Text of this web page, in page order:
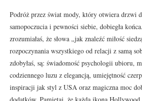
Podróż przez świat mody, który otwiera drzwi
samopoczucia i pewności siebie, dobiegła
zrozumiałaś, że słowa „jak znaleźć miłość
rozpoczynania wszystkiego od relacji z samą
zdobyłaś, są: świadomość psychologii ubioru,
codziennego luzu z elegancją, umiejętność
inspiracji jak styl z USA oraz magiczna moc